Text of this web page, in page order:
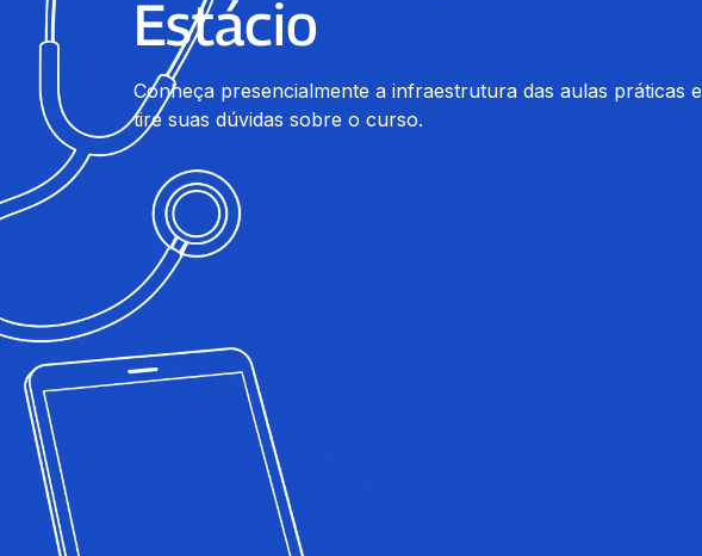
Estácio
Conheça presencialmente a infraestrutura das aulas práticas e
tire suas dúvidas sobre o curso.